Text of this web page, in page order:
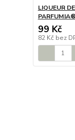
LIQUEUR
99 Kč
82 Kč bez